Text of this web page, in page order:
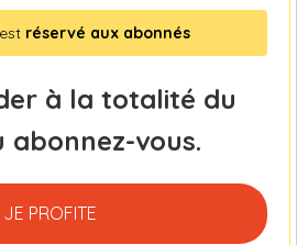
réservé aux abonnés
à la totalité du
abonnez-vous.
JE PROFITE